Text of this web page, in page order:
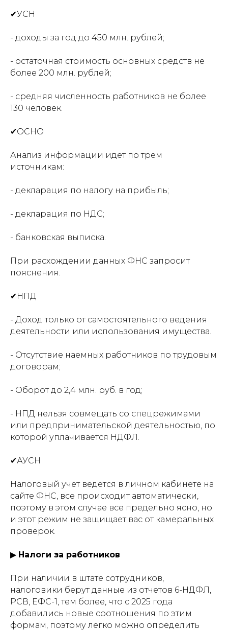
✔УСН
- доходы за год до 450 млн. рублей;
- остаточная стоимость основных средств не
более 200 млн. рублей;
- средняя численность работников не более
130 человек.
✔ОСНО
Анализ информации идет по трем
источникам:
- декларация по налогу на прибыль;
- декларация по НДС;
- банковская выписка.
При расхождении данных ФНС запросит
пояснения.
✔НПД
- Доход только от самостоятельного ведения
деятельности или использования имущества.
- Отсутствие наемных работников по трудовым
договорам;
- Оборот до 2,4 млн. руб. в год;
- НПД нельзя совмещать со спецрежимами
или предпринимательской деятельностью, по
которой уплачивается НДФЛ.
✔АУСН
Налоговый учет ведется в личном кабинете на
сайте ФНС, все происходит автоматически,
поэтому в этом случае все предельно ясно, но
и этот режим не защищает вас от камеральных
проверок.
▶ Налоги за работников
При наличии в штате сотрудников,
налоговики берут данные из отчетов 6-НДФЛ,
РСВ, ЕФС-1, тем более, что с 2025 года
добавились новые соотношения по этим
формам, поэтому легко можно определить